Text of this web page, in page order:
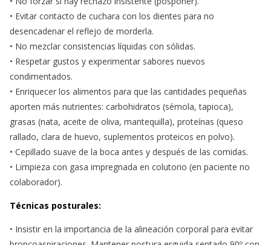
• Evitar contacto de cuchara con los dientes para no
desencadenar el reflejo de morderla.
• No mezclar consistencias líquidas con sólidas.
• Respetar gustos y experimentar sabores nuevos
condimentados.
• Enriquecer los alimentos para que las cantidades pequeñas
aporten más nutrientes: carbohidratos (sémola, tapioca),
grasas (nata, aceite de oliva, mantequilla), proteínas (queso
rallado, clara de huevo, suplementos proteicos en polvo).
• Cepillado suave de la boca antes y después de las comidas.
• Limpieza con gasa impregnada en colutorio (en paciente no
colaborador).
Técnicas posturales:
• Insistir en la importancia de la alineación corporal para evitar